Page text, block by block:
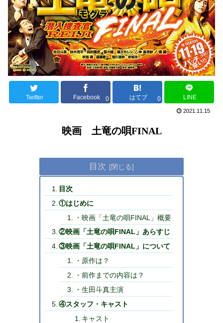
Twitter Facebook 0 はてブ 0 LINE
2021.11.15
映画 土竜の唄FINAL
目次
目次
①はじめに
・映画「土竜の唄FINAL」概要
②映画「土竜の唄FINAL」あらすじ
③映画「土竜の唄FINAL」について
・原作は？
・前作までの内容は？
・生田斗真主演
④スタッフ・キャスト
キャスト